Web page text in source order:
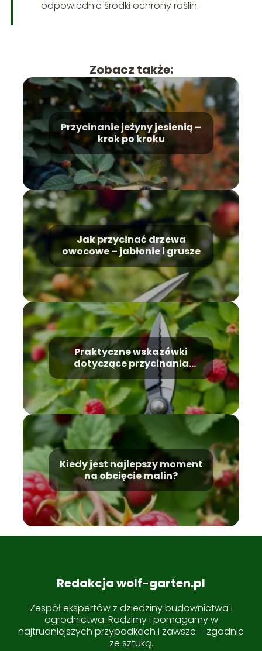
odpowiednie środki ochrony roślin.
Zobacz także:
Przycinanie jeżyny jesienią –
krok po kroku
Jak przycinać drzewa
owocowe – jabłonie i grusze
Praktyczne wskazówki
dotyczące przycinania
malin na wiosnę
Kiedy jest najlepszy moment
na obcięcie malin?
Redakcja wolf-garten.pl
Zespół ekspertów z dziedziny budownictwa i
ogrodnictwa. Radzimy i pomagamy w
najtrudniejszych przypadkach i zawsze – zgodnie
ze sztuką.